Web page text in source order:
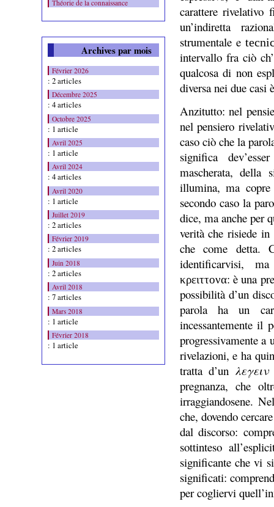
Théorie de la connaissance
Archives par mois
Février 2026
: 2 articles
Décembre 2025
: 4 articles
Octobre 2025
: 1 article
Avril 2025
: 1 article
Avril 2024
: 4 articles
Avril 2020
: 1 article
Juillet 2019
: 2 articles
Février 2019
: 2 articles
Juin 2018
: 2 articles
Avril 2018
: 7 articles
Mars 2018
: 1 article
Février 2018
: 1 article
carattere rivelativo
un’indiretta
strumentale e
intervallo fra ciò
qualcosa di non
diversa nei due casi
Anzitutto: nel
nel pensiero
caso ciò che la
significa
mascherata, della
illumina, ma
secondo caso la
dice, ma anche per
verità che risiede in
che come detta.
identificarvisi, ma
κρειττονα: è una
possibilità d’un
parola ha un
incessantemente il
progressivamente a
rivelazioni, e ha
tratta d’un λεγειν
pregnanza, che
irraggiandosene.
che, dovendo
dal discorso:
sottinteso
significante che vi
significati:
per cogliervi